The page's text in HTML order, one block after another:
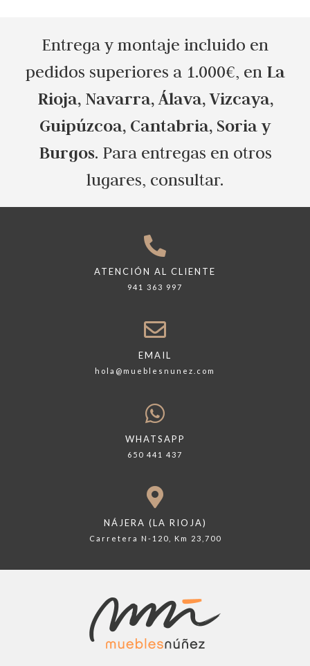
Entrega y montaje incluido en
pedidos superiores a 1.000€, en La
Rioja, Navarra, Álava, Vizcaya,
Guipúzcoa, Cantabria, Soria y
Burgos. Para entregas en otros
lugares, consultar.
ATENCIÓN AL CLIENTE
941 363 997
EMAIL
hola@mueblesnunez.com
WHATSAPP
650 441 437
NÁJERA (LA RIOJA)
Carretera N-120, Km 23,700